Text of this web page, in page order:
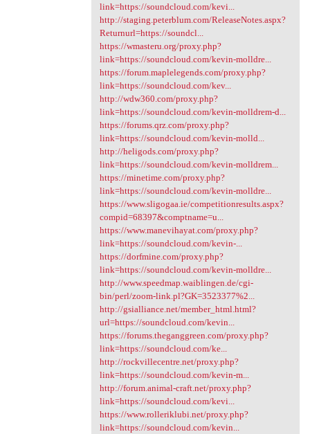
link=https://soundcloud.com/kevi...
http://staging.peterblum.com/ReleaseNotes.aspx?
Returnurl=https://soundcl...
https://wmasteru.org/proxy.php?
link=https://soundcloud.com/kevin-molldre...
https://forum.maplelegends.com/proxy.php?
link=https://soundcloud.com/kev...
http://wdw360.com/proxy.php?
link=https://soundcloud.com/kevin-molldrem-d...
https://forums.qrz.com/proxy.php?
link=https://soundcloud.com/kevin-molld...
http://heligods.com/proxy.php?
link=https://soundcloud.com/kevin-molldrem...
https://minetime.com/proxy.php?
link=https://soundcloud.com/kevin-molldre...
https://www.sligogaa.ie/competitionresults.aspx?
compid=68397&comptname=u...
https://www.manevihayat.com/proxy.php?
link=https://soundcloud.com/kevin-...
https://dorfmine.com/proxy.php?
link=https://soundcloud.com/kevin-molldre...
http://www.speedmap.waiblingen.de/cgi-
bin/perl/zoom-link.pl?GK=3523377%2...
http://gsialliance.net/member_html.html?
url=https://soundcloud.com/kevin...
https://forums.theganggreen.com/proxy.php?
link=https://soundcloud.com/ke...
http://rockvillecentre.net/proxy.php?
link=https://soundcloud.com/kevin-m...
http://forum.animal-craft.net/proxy.php?
link=https://soundcloud.com/kevi...
https://www.rolleriklubi.net/proxy.php?
link=https://soundcloud.com/kevin...